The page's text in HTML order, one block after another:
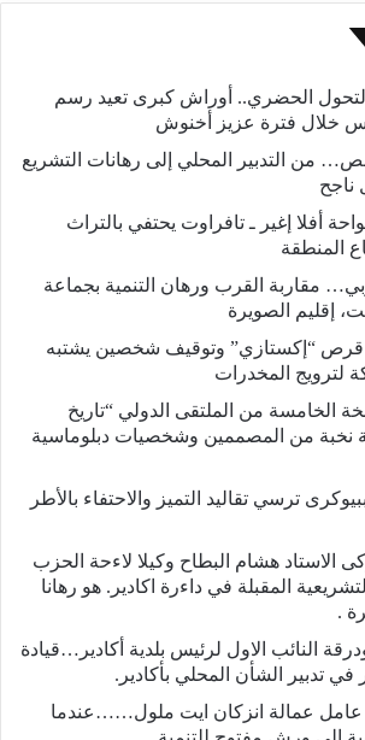
الحضري.. أوراش كبرى تعيد رسم
خلال فترة عزيز أخنوش
من التدبير المحلي إلى رهانات التشريع
ناجح
أفلا إغير ـ تافراوت يحتفي بالتراث
المنطقة
مقاربة القرب ورهان التنمية بجماعة
إقليم الصويرة
أكادير.. حجز 7300 قرص “إكستازي” وتوقيف شخصين يشتبه
لترويج المخدرات
الخامسة من الملتقى الدولي “تاريخ
نخبة من المصممين وشخصيات دبلوماسية
ببيوكرى ترسي تقاليد التميز والاحتفاء بالأطر
الاستاد هشام البطاح وكيلا لاءحة الحزب
المقبلة في داءرة اكادير. هو رهانا
.
النائب الاول لرئيس بلدية أكادير…قيادة
تدبير الشأن المحلي بأكادير.
عامل عمالة انزكان ايت ملول……عندما